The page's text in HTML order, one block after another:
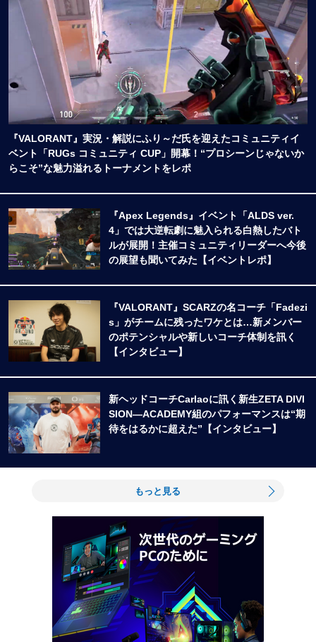
『VALORANT』実況・解説にふり～だ氏を迎えたコミュニティイ
ベント「RUGs コミュニティ CUP」開幕！“プロシーンじゃないか
らこそ”な魅力溢れるトーナメントをレポ
『Apex Legends』イベント「ALDS ver.
4」では大逆転劇に魅入られる白熱したバト
ルが展開！主催コミュニティリーダーへ今後
の展望も聞いてみた【イベントレポ】
『VALORANT』SCARZの名コーチ「Fadezi
s」がチームに残ったワケとは…新メンバー
のポテンシャルや新しいコーチ体制を訊く
【インタビュー】
新ヘッドコーチCarlaoに訊く新生ZETA DIVI
SION―ACADEMY組のパフォーマンスは“期
待をはるかに超えた”【インタビュー】
もっと見る